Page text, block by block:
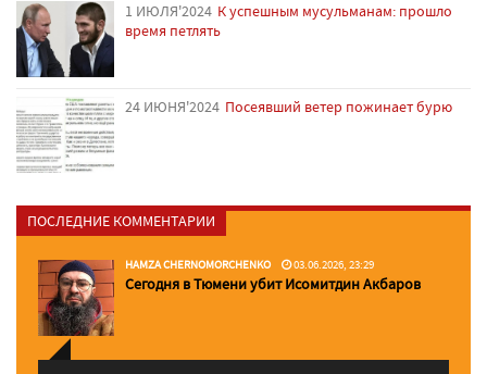
1 ИЮЛЯ'2024 К успешным мусульманам: прошло
время петлять
24 ИЮНЯ'2024 Посеявший ветер пожинает бурю
ПОСЛЕДНИЕ КОММЕНТАРИИ
HAMZA CHERNOMORCHENKO 03.06.2026, 23:29
Сегодня в Тюмени убит Исомитдин Акбаров